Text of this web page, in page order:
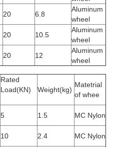
20 6.8
Aluminum
wheel
20 10.5
Aluminum
wheel
20 12
Aluminum
wheel
Rated
Load(KN)
Weight(kg)
Matetrial
of whee
5 1.5 MC Nylon
10 2.4 MC Nylon